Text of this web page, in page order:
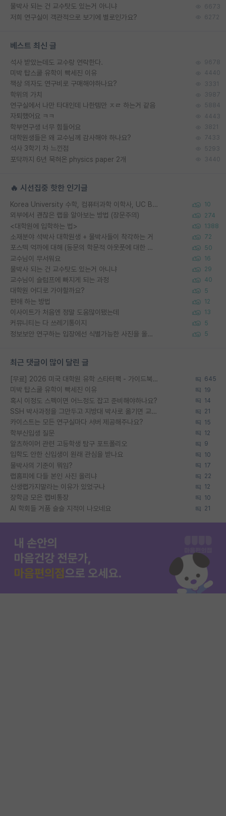
물박사 되는 건 교수탓도 있는거 아니냐 6673
저희 연구실이 객관적으로 보기에 별로인가요? 6272
베스트 최신 글
석사 받았는데도 교수랑 연락한다. 9678
미박 탑스쿨 유학이 빡세진 이유 4440
책상 의자도 연구비로 구매해야하나요? 3331
학위의 가치 3987
연구실에서 나만 타대인데 나한템만 ㅈㄹ 하는거 같음 5884
자퇴했어요 ㅋㅋ 4443
학부연구생 너무 힘들어요 3821
대학원생들은 왜 교수님께 감사해야 하나요? 7433
석사 3학기 차 느낀점 5293
포닥까지 6년 묵혀온 physics paper 2개 3440
🔥 시선집중 핫한 인기글
Korea University 수학, 컴퓨터과학 이학사, UC Berkeley 산업공학 대학원 공학박사가 되는 것은 쉽지 않겠죠? 10
외부에서 괜찮은 랩을 알아보는 방법 (장문주의) 274
<대학원에 입학하는 법> 1388
소재분야 석박사 대학원생 + 물박사들이 착각하는 거 72
포스텍 억까에 대해 (동문의 학문적 아웃풋에 대한 반박) 50
교수님이 무서워요 16
물박사 되는 건 교수탓도 있는거 아니냐 29
교수님이 슬럼프에 빠지게 되는 과정 40
대학원 어디로 가야할까요? 5
편애 하는 방법 12
이사이트가 처음엔 정말 도움많이됐는데 13
커뮤니티는 다 쓰레기통이지 5
정보보안 연구하는 입장에선 식별가능한 사진을 올리는건 비추이긴함 5
최근 댓글이 많이 달린 글
[무료] 2026 미국 대학원 유학 스타터팩 - 가이드북 & 합격자 컨택메일 템플릿 645
미박 탑스쿨 유학이 빡세진 이유 19
혹시 이정도 스펙이면 어느정도 잡고 준비해야하나요? 14
SSH 박사과정을 그만두고 지방대 박사로 옮기면 교수의 꿈은 끝일까요? 21
카이스트는 모든 연구실마다 서버 제공해주나요? 15
학부신입생 질문 12
알츠하이머 관련 고등학생 탐구 포트폴리오 9
입학도 안한 신입생이 원래 관심을 받나요 10
물박사의 기준이 뭐임? 17
랩홈피에 다들 본인 사진 올리냐 22
신생랩가지말라는 이유가 있었구나 12
장학금 모은 랩비통장 10
AI 학회들 거품 슬슬 지적이 나오네요 21